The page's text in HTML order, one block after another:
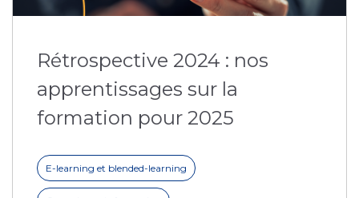
Rétrospective 2024 : nos
apprentissages sur la
formation pour 2025
E-learning et blended-learning